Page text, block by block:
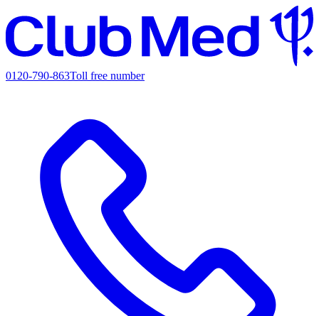
0120-790-863Toll free number